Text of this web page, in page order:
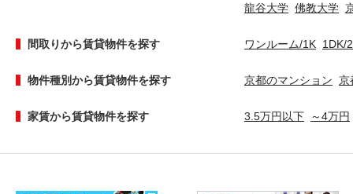
龍谷大学 佛教大学
間取りから賃貸物件を探す ワンルーム/1K 1DK/
物件種別から賃貸物件を探す 京都のマンション 京
家賃から賃貸物件を探す 3.5万円以下 ～4万円